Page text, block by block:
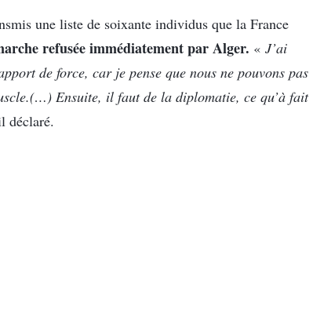
une liste de soixante individus que la France
refusée immédiatement par Alger. « J’ai
de force, car je pense que nous ne pouvons pas
Ensuite, il faut de la diplomatie, ce qu’à fait
déclaré.